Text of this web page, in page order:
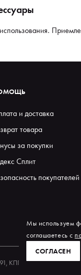
и доставка
товара
за покупки
Сплит
покупателей
КПП 770901001
Мы используем
соглашаетесь с
СОГЛАСЕН